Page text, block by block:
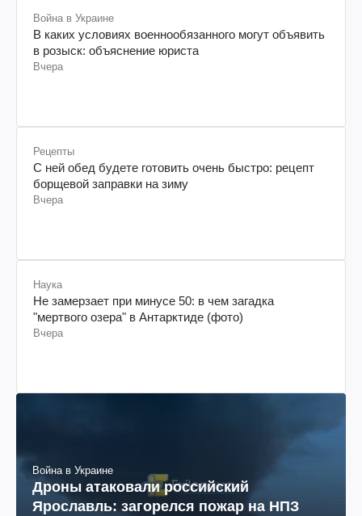
Война в Украине
В каких условиях военнообязанного могут объявить
в розыск: объяснение юриста
Вчера
Рецепты
С ней обед будете готовить очень быстро: рецепт
борщевой заправки на зиму
Вчера
Наука
Не замерзает при минусе 50: в чем загадка
"мертвого озера" в Антарктиде (фото)
Вчера
Война в Украине
Дроны атаковали российский
Ярославль: загорелся пожар на НПЗ